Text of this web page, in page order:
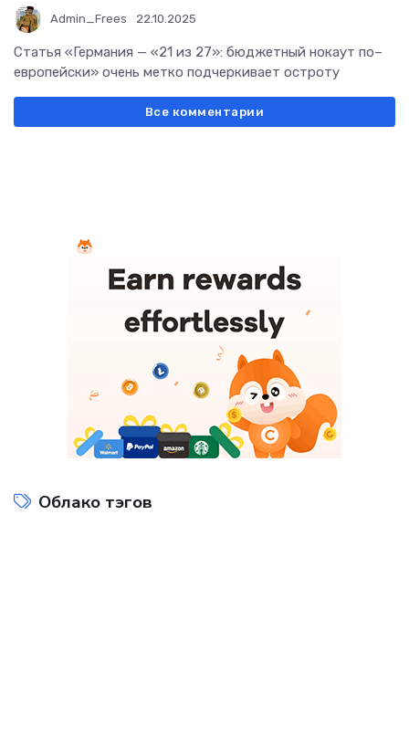
Admin_Frees 22.10.2025
Статья «Германия — «21 из 27»: бюджетный нокаут по–
европейски» очень метко подчеркивает остроту
Все комментарии
Облако тэгов